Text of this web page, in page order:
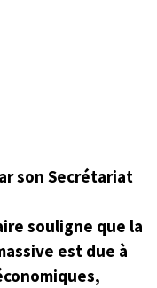
son Secrétariat
souligne que la
est due à